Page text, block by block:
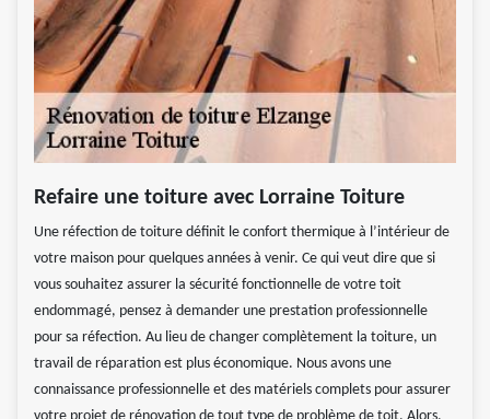
Refaire une toiture avec Lorraine Toiture
Une réfection de toiture définit le confort thermique à l’intérieur de
votre maison pour quelques années à venir. Ce qui veut dire que si
vous souhaitez assurer la sécurité fonctionnelle de votre toit
endommagé, pensez à demander une prestation professionnelle
pour sa réfection. Au lieu de changer complètement la toiture, un
travail de réparation est plus économique. Nous avons une
connaissance professionnelle et des matériels complets pour assurer